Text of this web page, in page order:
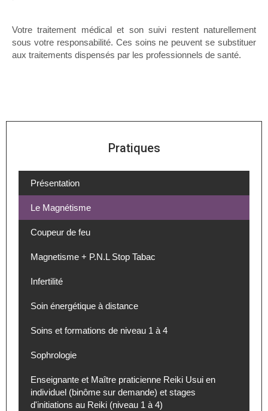
Votre traitement médical et son suivi restent naturellement
sous votre responsabilité. Ces soins ne peuvent se substituer
aux traitements dispensés par les professionnels de santé.
Pratiques
Présentation
Le Magnétisme
Coupeur de feu
Magnetisme + P.N.L Stop Tabac
Infertilité
Soin énergétique à distance
Soins et formations de niveau 1 à 4
Sophrologie
Enseignante et Maître praticienne Reiki Usui en
individuel (binôme sur demande) et stages
d'initiations au Reiki (niveau 1 à 4)